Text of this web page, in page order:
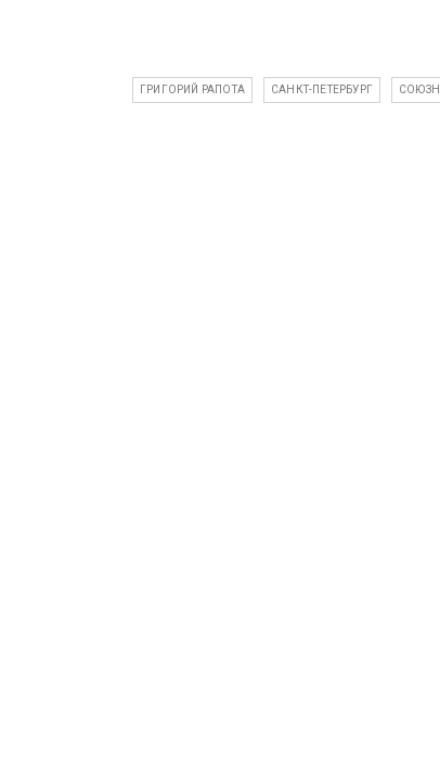
ГРИГОРИЙ РАПОТА САНКТ-ПЕТЕРБУРГ